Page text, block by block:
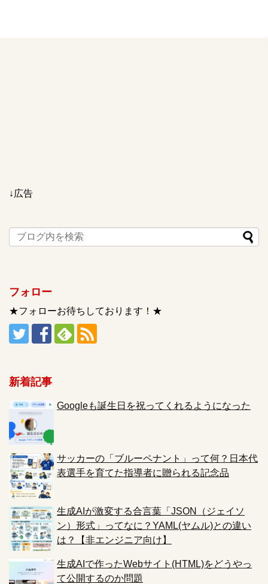
↓広告
フォロー
★フォローお待ちしております！★
新着記事
Googleも誕生日を祝ってくれるようになった
サッカーの「ブルーペナント」って何？日本代
表選手を育てた指導者に贈られる記念品
生成AIが激変する合言葉「JSON（ジェイソ
ン）形式」ってなに？YAML(ヤムル)との違い
は？【非エンジニア向け】
生成AIで作ったWebサイト(HTML)をどうやっ
て公開するのか問題